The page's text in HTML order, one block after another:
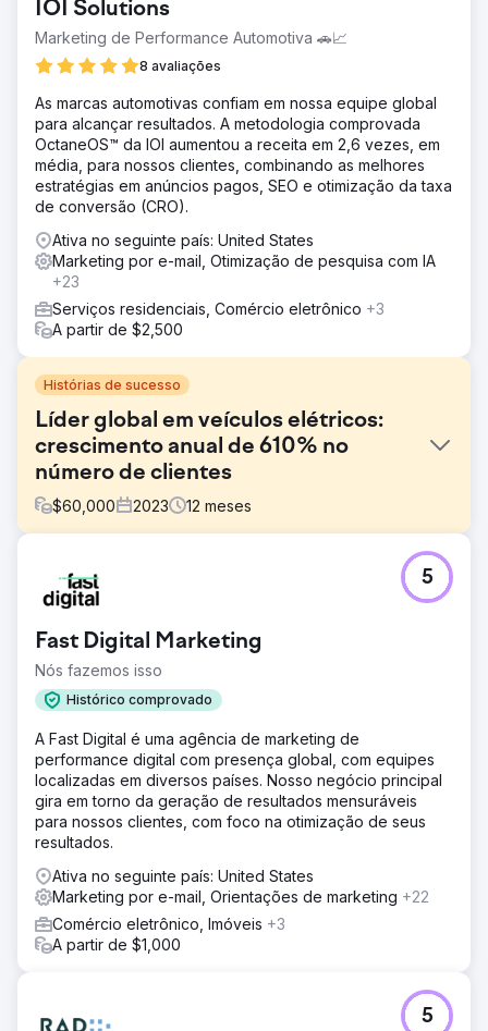
IOI Solutions
Marketing de Performance Automotiva 🚗📈
8 avaliações
As marcas automotivas confiam em nossa equipe global
para alcançar resultados. A metodologia comprovada
OctaneOS™ da IOI aumentou a receita em 2,6 vezes, em
média, para nossos clientes, combinando as melhores
estratégias em anúncios pagos, SEO e otimização da taxa
de conversão (CRO).
Ativa no seguinte país: United States
Marketing por e-mail, Otimização de pesquisa com IA
+23
Serviços residenciais, Comércio eletrônico +3
A partir de $2,500
Histórias de sucesso
Líder global em veículos elétricos:
crescimento anual de 610% no
número de clientes
$60,000 2023 12 meses
Os relatórios de marketing da Hubject eram
inconsistentes e careciam de detalhes. A Clear Click
atualizações regulares e detalhadas. O planejamento do
orçamento não estava claro devido à documentação
mínima, então um sistema transparente de gastos com
mídia melhorou a alocação. Altos custos de tradução no
automática e parceiros no mercado, economizando
orçamento e mantendo a eficácia.
Solução
A Clear Click simplificou os relatórios da Hubject,
reduzindo solicitações ad hoc em 40% e melhorando a
eficiência. O planejamento do orçamento foi otimizado
usando modelos de dados, garantindo £ 40 mil extras
para canais digitais. Os custos de tradução do Google
Ads foram cortados em £ 25 mil ao focar em mercados de
alto volume, realocando as economias para outras mídias.
aumento de 610% YoY na aquisição de clientes ao refinar
a segmentação geográfica e a otimização contínua.
Fast Digital Marketing
Nós fazemos isso
Histórico comprovado
5
A Fast Digital é uma agência de marketing de
performance digital com presença global, com equipes
localizadas em diversos países. Nosso negócio principal
gira em torno da geração de resultados mensuráveis
para nossos clientes, com foco na otimização de seus
resultados.
Ativa no seguinte país: United States
Marketing por e-mail, Orientações de marketing +22
Comércio eletrônico, Imóveis +3
A partir de $1,000
5